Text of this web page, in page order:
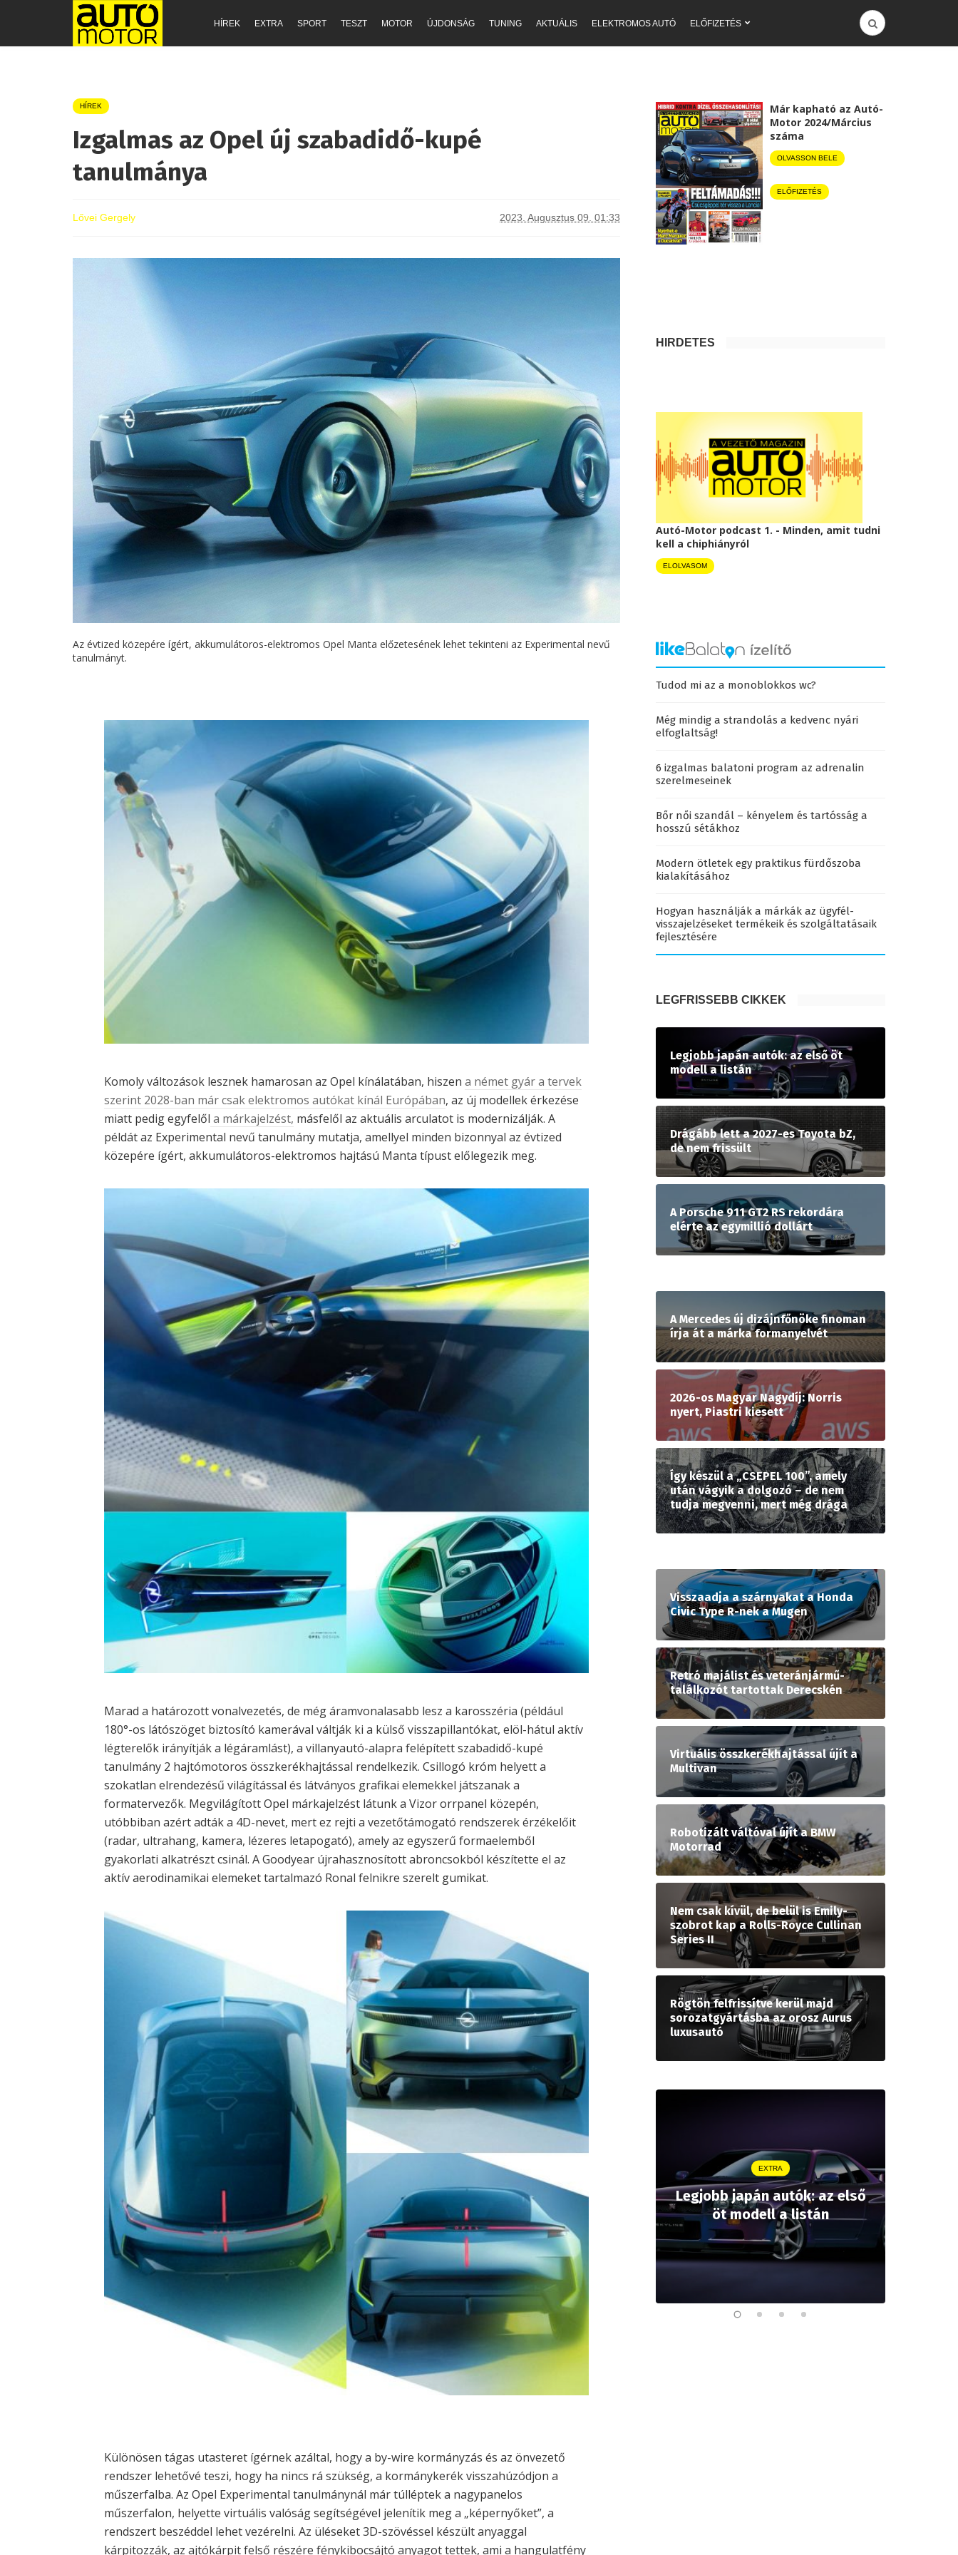
HÍREK EXTRA SPORT TESZT MOTOR ÚJDONSÁG TUNING AKTUÁLIS ELEKTROMOS AUTÓ ELŐFIZETÉS
HÍREK
Izgalmas az Opel új szabadidő-kupé
tanulmánya
Lővei Gergely 2023. Augusztus 09. 01:33
Az évtized közepére ígért, akkumulátoros-elektromos Opel Manta előzetesének lehet tekinteni az Experimental nevű
tanulmányt.
Komoly változások lesznek hamarosan az Opel kínálatában, hiszen a német gyár a tervek
szerint 2028-ban már csak elektromos autókat kínál Európában, az új modellek érkezése
miatt pedig egyfelől a márkajelzést, másfelől az aktuális arculatot is modernizálják. A
példát az Experimental nevű tanulmány mutatja, amellyel minden bizonnyal az évtized
közepére ígért, akkumulátoros-elektromos hajtású Manta típust előlegezik meg.
Marad a határozott vonalvezetés, de még áramvonalasabb lesz a karosszéria (például
180°-os látószöget biztosító kamerával váltják ki a külső visszapillantókat, elöl-hátul aktív
légterelők irányítják a légáramlást), a villanyautó-alapra felépített szabadidő-kupé
tanulmány 2 hajtómotoros összkerékhajtással rendelkezik. Csillogó króm helyett a
szokatlan elrendezésű világítással és látványos grafikai elemekkel játszanak a
formatervezők. Megvilágított Opel márkajelzést látunk a Vizor orrpanel közepén,
utóbbiban azért adták a 4D-nevet, mert ez rejti a vezetőtámogató rendszerek érzékelőit
(radar, ultrahang, kamera, lézeres letapogató), amely az egyszerű formaelemből
gyakorlati alkatrészt csinál. A Goodyear újrahasznosított abroncsokból készítette el az
aktív aerodinamikai elemeket tartalmazó Ronal felnikre szerelt gumikat.
Különösen tágas utasteret ígérnek azáltal, hogy a by-wire kormányzás és az önvezető
rendszer lehetővé teszi, hogy ha nincs rá szükség, a kormánykerék visszahúzódjon a
műszerfalba. Az Opel Experimental tanulmánynál már túlléptek a nagypanelos
műszerfalon, helyette virtuális valóság segítségével jelenítik meg a „képernyőket”, a
rendszert beszéddel lehet vezérelni. Az üléseket 3D-szövéssel készült anyaggal
kárpitozzák, az ajtókárpit felső részére fénykibocsájtó anyagot tettek, ami a hangulatfény
Már kapható az Autó-
Motor 2024/Március
száma
OLVASSON BELE
ELŐFIZETÉS
HIRDETÉS
Autó-Motor podcast 1. - Minden, amit tudni
kell a chiphiányról
ELOLVASOM
Tudod mi az a monoblokkos wc?
Még mindig a strandolás a kedvenc nyári
elfoglaltság!
6 izgalmas balatoni program az adrenalin
szerelmeseinek
Bőr női szandál – kényelem és tartósság a
hosszú sétákhoz
Modern ötletek egy praktikus fürdőszoba
kialakításához
Hogyan használják a márkák az ügyfél-
visszajelzéseket termékeik és szolgáltatásaik
fejlesztésére
LEGFRISSEBB CIKKEK
Legjobb japán autók: az első öt
modell a listán
Drágább lett a 2027-es Toyota bZ,
de nem frissült
A Porsche 911 GT2 RS rekordára
elérte az egymillió dollárt
A Mercedes új dizájnfőnöke finoman
írja át a márka formanyelvét
2026-os Magyar Nagydíj: Norris
nyert, Piastri kiesett
Így készül a „CSEPEL 100”, amely
után vágyik a dolgozó – de nem
tudja megvenni, mert még drága
Visszaadja a szárnyakat a Honda
Civic Type R-nek a Mugen
Retró majálist és veteránjármű-
találkozót tartottak Derecskén
Virtuális összkerékhajtással újít a
Multivan
Robotizált váltóval újít a BMW
Motorrad
Nem csak kívül, de belül is Emily-
szobrot kap a Rolls-Royce Cullinan
Series II
Rögtön felfrissítve kerül majd
sorozatgyártásba az orosz Aurus
luxusautó
EXTRA
Legjobb japán autók: az első
öt modell a listán